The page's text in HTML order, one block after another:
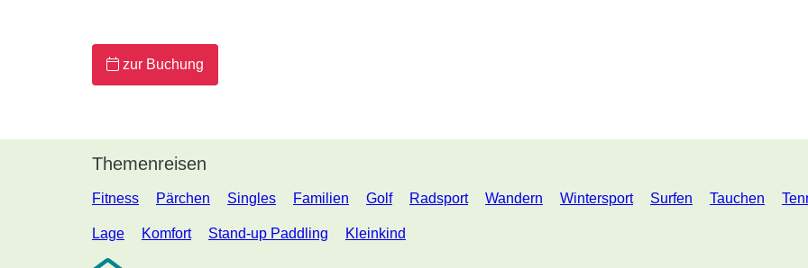
zur Buchung
Themenreisen
Fitness Pärchen Singles Familien Golf Radsport Wandern Wintersport Surfen Tauchen
Lage Komfort Stand-up Paddling Kleinkind